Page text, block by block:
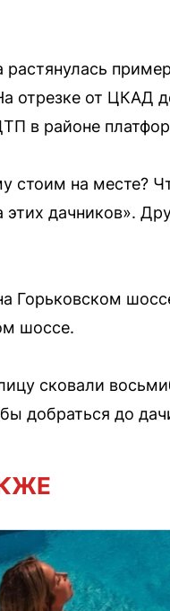
отрезке от ЦКАД
в районе
стоим на месте?
дачников».
Горьковском
шоссе.
сковали
добраться до